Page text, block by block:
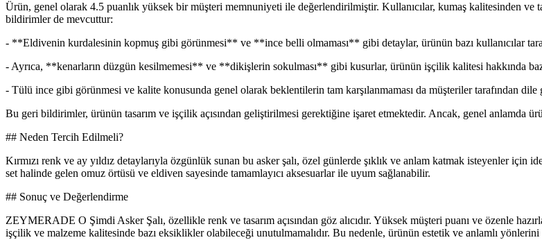
Ürün, genel olarak 4.5 puanlık yüksek bir müşteri memnuniyeti ile değerlendirilmiştir. Kullanıcılar, kumaş kalitesinden ve
bildirimler de mevcuttur:
- **Eldivenin kurdalesinin kopmuş gibi görünmesi** ve **ince belli olmaması** gibi detaylar, ürünün bazı kullanıcılar
- Ayrıca, **kenarların düzgün kesilmemesi** ve **dikişlerin sokulması** gibi kusurlar, ürünün işçilik kalitesi hakkında
- Tülü ince gibi görünmesi ve kalite konusunda genel olarak beklentilerin tam karşılanmaması da müşteriler tarafından dile
Bu geri bildirimler, ürünün tasarım ve işçilik açısından geliştirilmesi gerektiğine işaret etmektedir. Ancak, genel anlamda
## Neden Tercih Edilmeli?
Kırmızı renk ve ay yıldız detaylarıyla özgünlük sunan bu asker şalı, özel günlerde şıklık ve anlam katmak isteyenler için
set halinde gelen omuz örtüsü ve eldiven sayesinde tamamlayıcı aksesuarlar ile uyum sağlanabilir.
## Sonuç ve Değerlendirme
ZEYMERADE O Şimdi Asker Şalı, özellikle renk ve tasarım açısından göz alıcıdır. Yüksek müşteri puanı ve özenle
işçilik ve malzeme kalitesinde bazı eksiklikler olabileceği unutulmamalıdır. Bu nedenle, ürünün estetik ve anlamlı